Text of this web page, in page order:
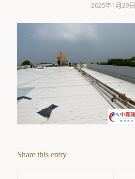
2025年1月29日
Share this entry